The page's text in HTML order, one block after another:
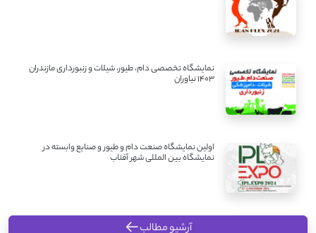
نمایشگاه تخصصی دام، طیور، شیلات و زنبورداری مازندران
1403 نیاوران
اولین نمایشگاه صنعت دام و طیور و صنایع وابسته در
نمایشگاه بین المللی شهر آفتاب
آرشیو مطالب